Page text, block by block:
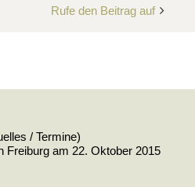
Rufe den Beitrag auf
/ Termine)
Freiburg am 22. Oktober 2015